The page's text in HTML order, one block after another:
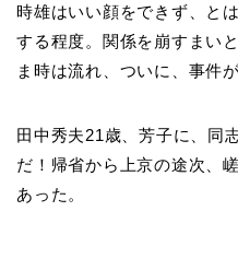
時雄はいい顔をできず、と
する程度。関係を崩すまい
ま時は流れ、ついに、事件が
田中秀夫21歳、芳子に、同
だ！帰省から上京の途次、
あった。